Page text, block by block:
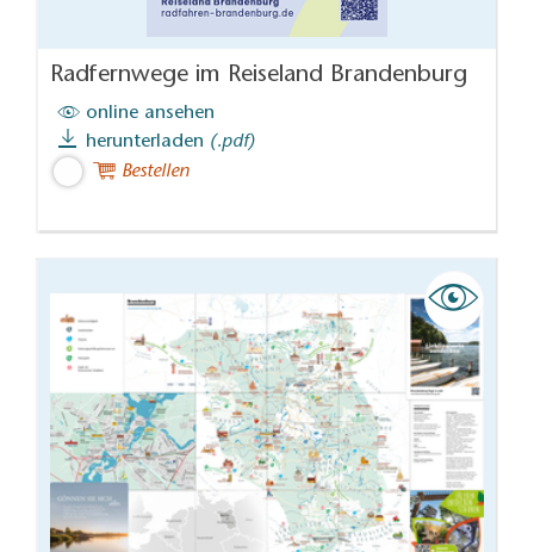
Radfernwege im Reiseland Brandenburg
online ansehen
herunterladen (.pdf)
Bestellen